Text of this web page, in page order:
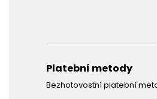
Platební metody
Bezhotovostní platební